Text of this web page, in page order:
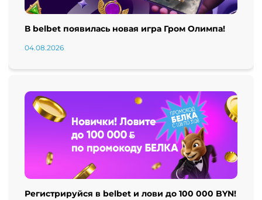
В belbet появилась новая игра Гром Олимпа!
04.08.2026
Регистрируйся в belbet и лови до 100 000 BYN!